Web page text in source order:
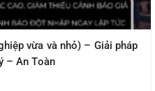
vừa và nhỏ) – Giải pháp
– An Toàn